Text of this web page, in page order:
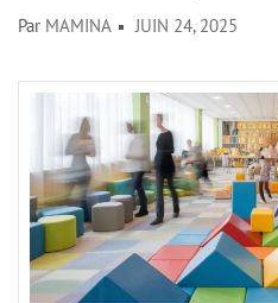
Par MAMINA JUIN 24, 2025